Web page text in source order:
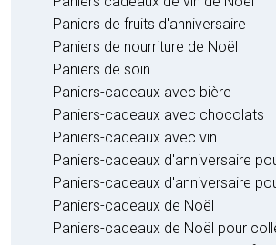
Paniers de fruits d'anniversaire
Paniers de nourriture de Noël
Paniers de soin
Paniers-cadeaux avec bière
Paniers-cadeaux avec chocolats
Paniers-cadeaux avec vin
Paniers-cadeaux d'anniversaire
Paniers-cadeaux d'anniversaire
Paniers-cadeaux de Noël
Paniers-cadeaux de Noël pour